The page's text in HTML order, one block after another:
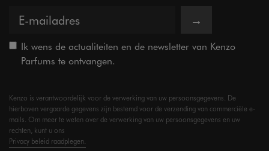
→
Ik wens de actualiteiten en de newsletter van Kenzo
Parfums te ontvangen.
Kenzo is verantwoordelijk voor de verwerking van uw persoonsgegevens. De
hierboven vergaarde gegevens zijn bestemd voor de verzending van commerciële e-
mails. Om meer te weten over de verwerking van uw persoonsgegevens en uw
rechten, kunt u ons
Privacy beleid raadplegen.